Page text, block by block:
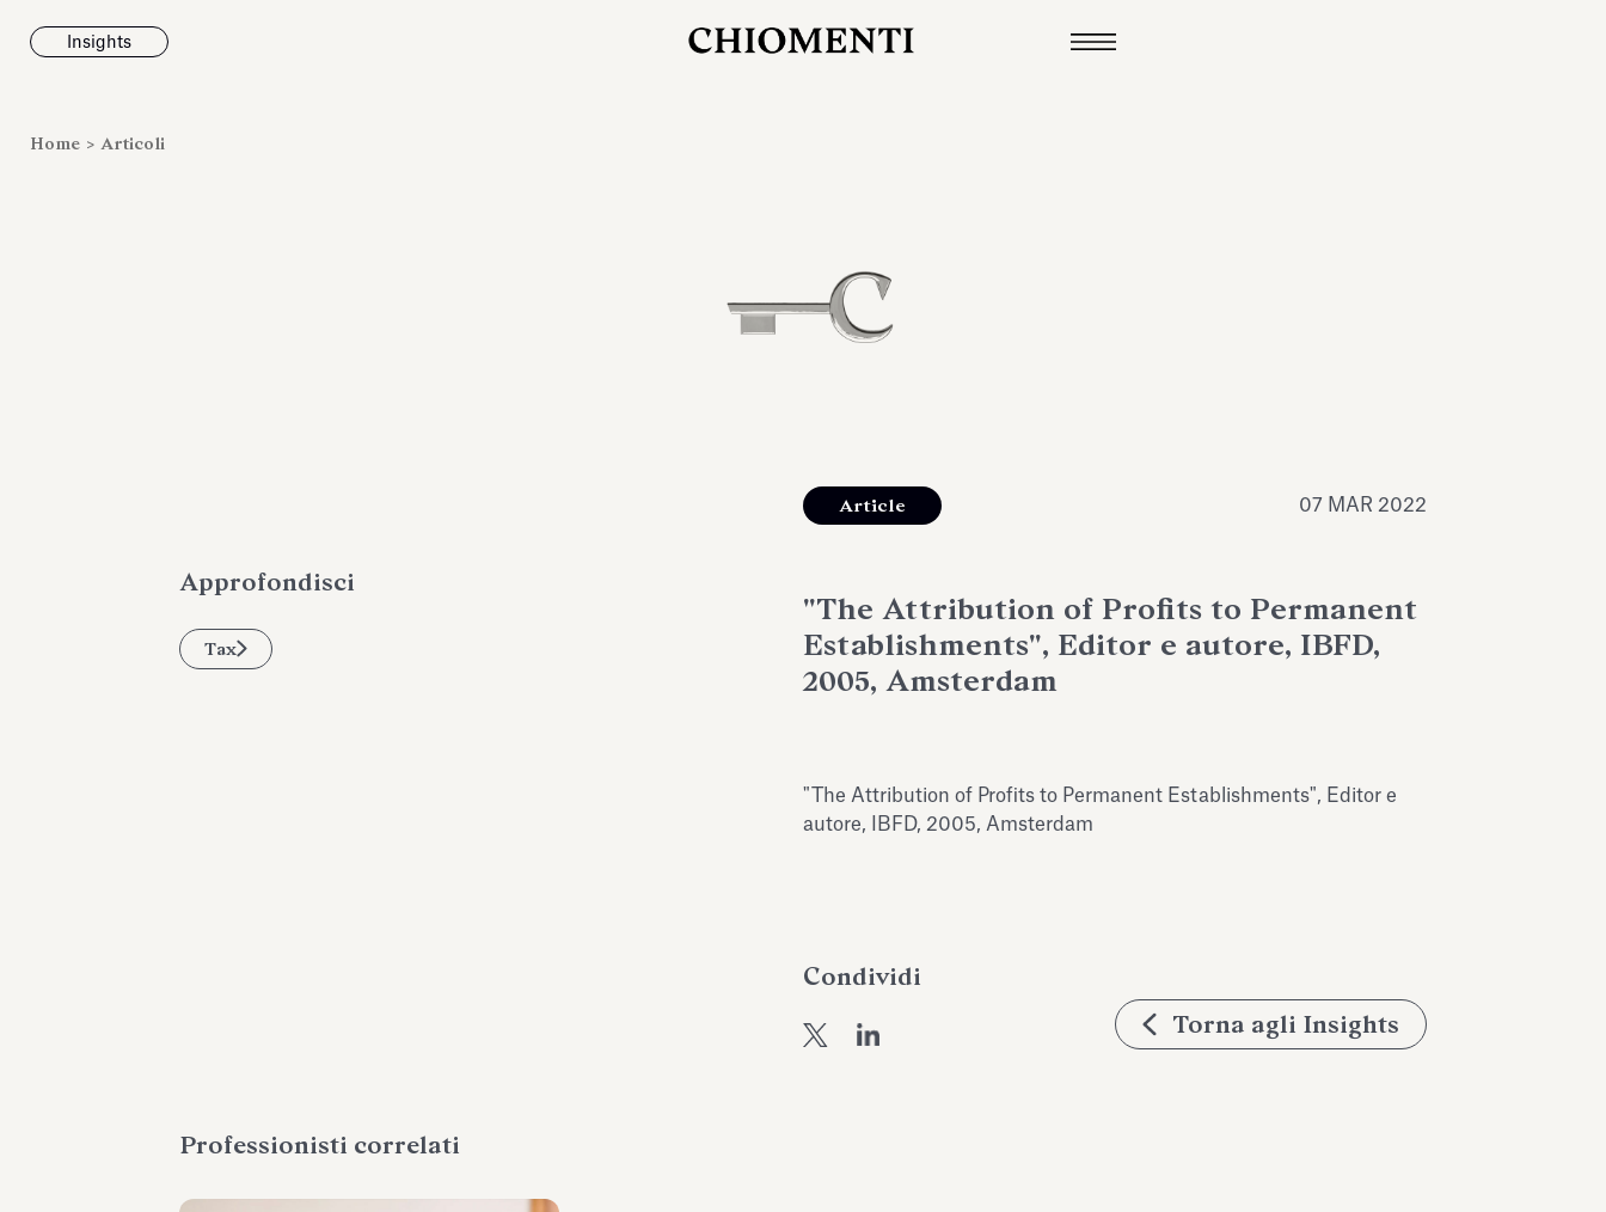
Insights
Home > Articoli
Approfondisci
Tax
Article 07 MAR 2022
"The Attribution of Profits to Permanent
Establishments", Editor e autore, IBFD,
2005, Amsterdam
"The Attribution of Profits to Permanent Establishments", Editor e
autore, IBFD, 2005, Amsterdam
Condividi
Torna agli Insights
Professionisti correlati